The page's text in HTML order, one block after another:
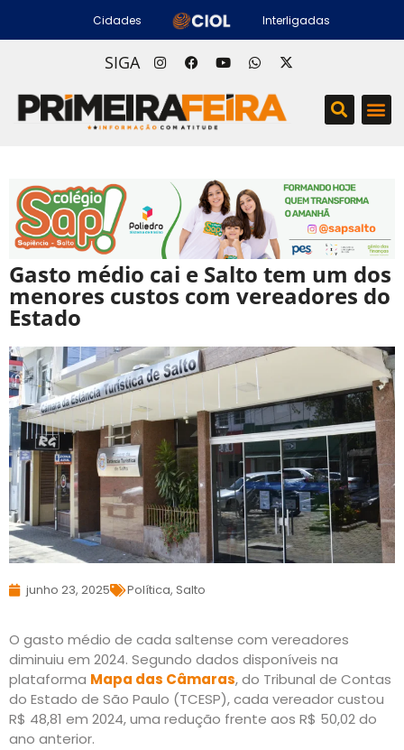
Cidades Interligadas
SIGA
Gasto médio cai e Salto tem um dos
menores custos com vereadores do
Estado
junho 23, 2025 Política, Salto
O gasto médio de cada saltense com vereadores
diminuiu em 2024. Segundo dados disponíveis na
plataforma Mapa das Câmaras, do Tribunal de Contas
do Estado de São Paulo (TCESP), cada vereador custou
R$ 48,81 em 2024, uma redução frente aos R$ 50,02 do
ano anterior.